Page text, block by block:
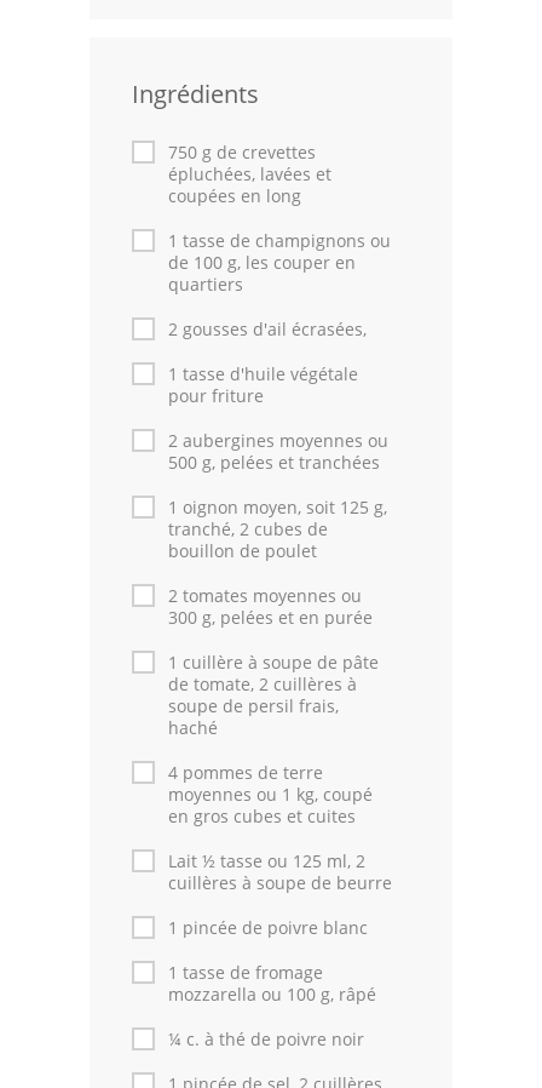
Fêtes Religieuses
Chefs
Forum
Thèmes
Espace Personnel
Ingrédients
750 g de crevettes
épluchées, lavées et
coupées en long
1 tasse de champignons ou
de 100 g, les couper en
quartiers
2 gousses d'ail écrasées,
1 tasse d'huile végétale
pour friture
2 aubergines moyennes ou
500 g, pelées et tranchées
1 oignon moyen, soit 125 g,
tranché, 2 cubes de
bouillon de poulet
2 tomates moyennes ou
300 g, pelées et en purée
1 cuillère à soupe de pâte
de tomate, 2 cuillères à
soupe de persil frais,
haché
4 pommes de terre
moyennes ou 1 kg, coupé
en gros cubes et cuites
Lait ½ tasse ou 125 ml, 2
cuillères à soupe de beurre
1 pincée de poivre blanc
1 tasse de fromage
mozzarella ou 100 g, râpé
¼ c. à thé de poivre noir